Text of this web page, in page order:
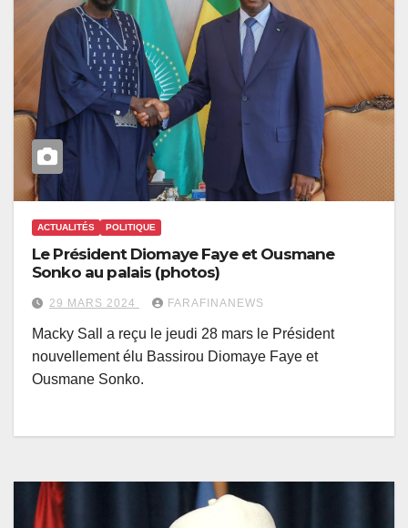
ACTUALITÉS POLITIQUE
Le Président Diomaye Faye et Ousmane
Sonko au palais (photos)
29 MARS 2024 FARAFINANEWS
Macky Sall a reçu le jeudi 28 mars le Président
nouvellement élu Bassirou Diomaye Faye et
Ousmane Sonko.